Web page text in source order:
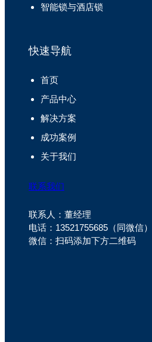
智能锁与酒店锁
快速导航
首页
产品中心
解决方案
成功案例
关于我们
联系我们
联系人：董经理
电话：13521755685（同微信）
微信：扫码添加下方二维码